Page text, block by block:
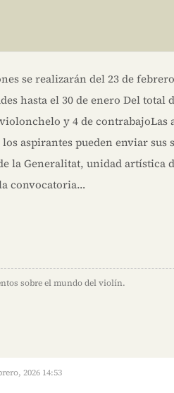
se realizarán del 23 de
hasta el 30 de enero Del total
y 4 de contrabajoLas
aspirantes pueden enviar sus
la Generalitat, unidad artística
convocatoria…
sobre el mundo del violín.
2026 14:53